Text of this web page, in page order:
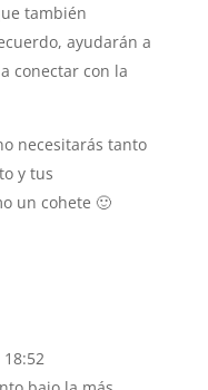
también
ayudarán a
conectar con la
necesitarás tanto
y tus
un cohete 🙂